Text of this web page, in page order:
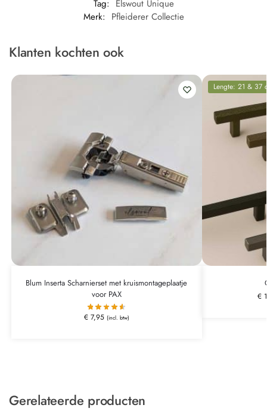
Tag: Elswout Unique
Merk: Pfleiderer Collectie
Klanten kochten ook
Blum Inserta Scharnierset met kruismontageplaatje
voor PAX
€7,95 (incl. btw)
Lengte: 21 & 37
€
Gerelateerde producten